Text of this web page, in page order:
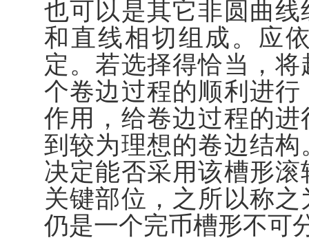
也可以是其它非圆曲
和直线相切组成。应
定。若选择得恰当，
个卷边过程的顺利进
作用，给卷边过程的
到较为理想的卷边结
决定能否采用该槽形
关键部位，之所以称
仍是一个完币槽形不可